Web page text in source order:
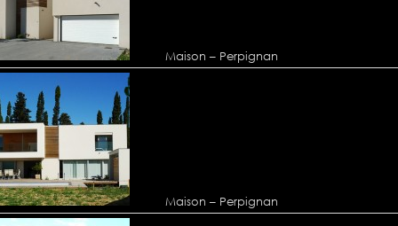
Maison – Perpignan
Maison – Perpignan